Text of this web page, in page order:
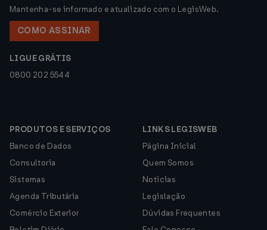
Mantenha-se informado e atualizado com o LegisWeb.
COMO ASSINAR
LIGUE GRÁTIS
0800 202 5544
PRODUTOS E SERVIÇOS
Banco de Dados
Consultoria
Sistemas
Agenda Tributária
Comércio Exterior
LINKS LEGISWEB
Página Inicial
Quem Somos
Notícias
Legislação
Dúvidas Frequentes